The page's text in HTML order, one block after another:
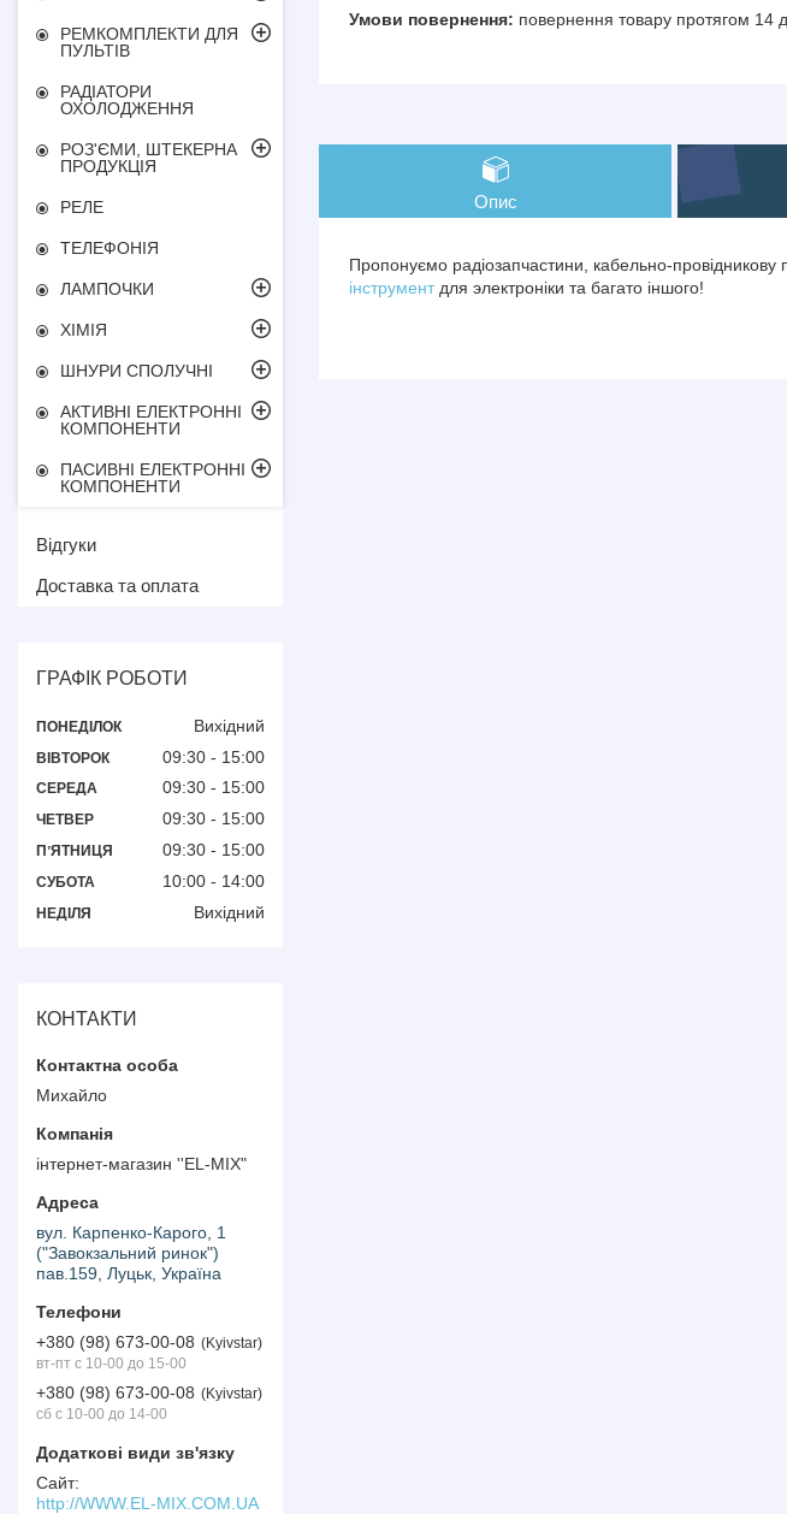
повернення товару протягом 14
Опис
Пропонуємо радіозапчастини, кабельно-провідникову
інструментдля электроніки та багато іншого!
РЕМКОМПЛЕКТИ ДЛЯ
ПУЛЬТІВ
РАДІАТОРИ
ОХОЛОДЖЕННЯ
РОЗ'ЄМИ, ШТЕКЕРНА
ПРОДУКЦІЯ
РЕЛЕ
ТЕЛЕФОНІЯ
ЛАМПОЧКИ
ХІМІЯ
ШНУРИ СПОЛУЧНІ
АКТИВНІ ЕЛЕКТРОННІ
КОМПОНЕНТИ
ПАСИВНІ ЕЛЕКТРОННІ
КОМПОНЕНТИ
Відгуки
Доставка та оплата
ГРАФІК РОБОТИ
ПОНЕДІЛОК Вихідний
ВІВТОРОК 09:30 15:00
СЕРЕДА 09:30 15:00
ЧЕТВЕР 09:30 15:00
ПʼЯТНИЦЯ 09:30 15:00
СУБОТА 10:00 14:00
НЕДІЛЯ Вихідний
КОНТАКТИ
Михайло
інтернет-магазин ''EL-MIX"
вул. Карпенко-Карого, 1
("Завокзальний ринок")
пав.159, Луцьк, Україна
+380 (98) 673-00-08
Kyivstar
вт-пт с 10-00 до 15-00
+380 (98) 673-00-08
Kyivstar
сб с 10-00 до 14-00
http://WWW.EL-MIX.COM.UA